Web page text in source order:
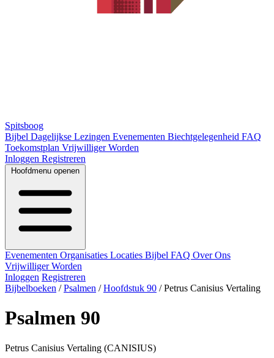
Spitsboog
Bijbel Dagelijkse Lezingen Evenementen Biechtgelegenheid FAQ
Toekomstplan Vrijwilliger Worden
Inloggen Registreren
Hoofdmenu openen
Evenementen Organisaties Locaties Bijbel FAQ Over Ons
Vrijwilliger Worden
Inloggen Registreren
Bijbelboeken / Psalmen / Hoofdstuk 90 / Petrus Canisius Vertaling
Psalmen 90
Petrus Canisius Vertaling (CANISIUS)